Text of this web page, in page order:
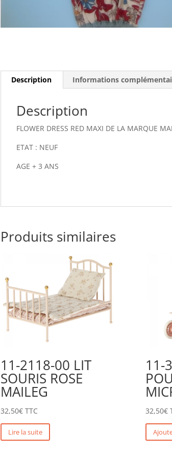
Description Informations
Description
FLOWER DRESS RED MAXI DE LA MARQUE
ETAT : NEUF
AGE + 3 ANS
Produits similaires
11-2118-00 LIT
SOURIS ROSE
MAILEG
32,50€ TTC
Lire la suite
11-
32,50€